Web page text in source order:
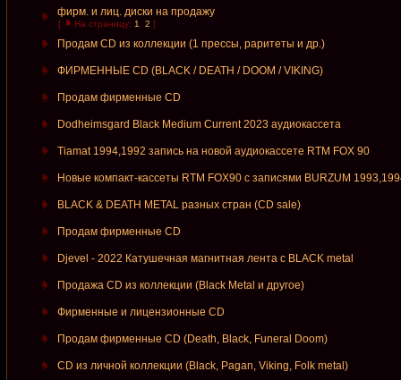
фирм. и лиц. диски на продажу
[ На страницу: 1 2 ]
Продам CD из коллекции (1 прессы, раритеты и др.)
ФИРМЕННЫЕ CD (BLACK / DEATH / DOOM / VIKING)
Продам фирменные СD
Dodheimsgard Black Medium Current 2023 аудиокассета
Tiamat 1994,1992 запись на новой аудиокассете RTM FOX 90
Новые компакт-кассеты RTM FOX90 c записями BURZUM
BLACK & DEATH METAL разных стран (CD sale)
Продам фирменные СD
Djevel - 2022 Катушечная магнитная лента с BLACK metal
Продажа CD из коллекции (Black Metal и другое)
Фирменные и лицензионные CD
Продам фирменные CD (Death, Black, Funeral Doom)
CD из личной коллекции (Black, Pagan, Viking, Folk metal)